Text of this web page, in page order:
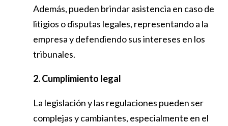
Además, pueden brindar asistencia en caso de
litigios o disputas legales, representando a la
empresa y defendiendo sus intereses en los
tribunales.
2. Cumplimiento legal
La legislación y las regulaciones pueden ser
complejas y cambiantes, especialmente en el